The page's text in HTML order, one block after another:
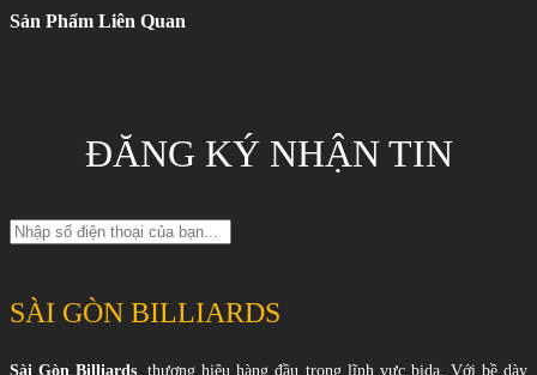
Sản Phẩm Liên Quan
ĐĂNG KÝ NHẬN TIN
SÀI GÒN BILLIARDS
Sài Gòn Billiards, thương hiệu hàng đầu trong lĩnh vực bida. Với bề dày